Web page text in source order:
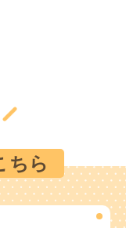
ちら